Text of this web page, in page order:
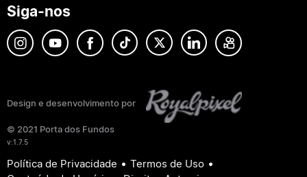
Siga-nos
Design e desenvolvimento por
© 2021 Porta dos Fundos
v:1.7.5
Política de Privacidade • Termos de Uso •